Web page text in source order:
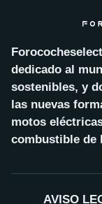
dedicado al
sostenibles, y
las nuevas
motos
combustible
AVISO